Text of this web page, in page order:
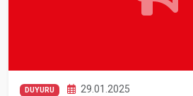
DUYURU 29.01.2025